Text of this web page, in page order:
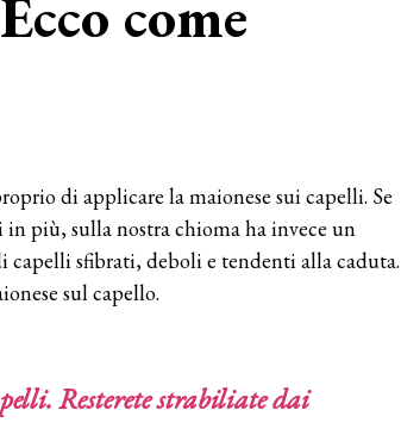
come
di applicare la maionese sui capelli. Se
più, sulla nostra chioma ha invece un
capelli sfibrati, deboli e tendenti alla caduta.
sul capello.
Resterete strabiliate dai